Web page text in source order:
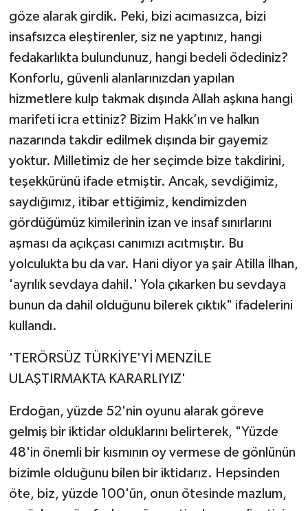
göze alarak girdik. Peki, bizi acımasızca, bizi
insafsızca eleştirenler, siz ne yaptınız, hangi
fedakarlıkta bulundunuz, hangi bedeli ödediniz?
Konforlu, güvenli alanlarınızdan yapılan
hizmetlere kulp takmak dışında Allah aşkına hangi
marifeti icra ettiniz? Bizim Hakk’ın ve halkın
nazarında takdir edilmek dışında bir gayemiz
yoktur. Milletimiz de her seçimde bize takdirini,
teşekkürünü ifade etmiştir. Ancak, sevdiğimiz,
saydığımız, itibar ettiğimiz, kendimizden
gördüğümüz kimilerinin izan ve insaf sınırlarını
aşması da açıkçası canımızı acıtmıştır. Bu
yolculukta bu da var. Hani diyor ya şair Atilla İlhan,
'ayrılık sevdaya dahil.' Yola çıkarken bu sevdaya
bunun da dahil olduğunu bilerek çıktık" ifadelerini
kullandı.
'TERÖRSÜZ TÜRKİYE'Yİ MENZİLE
ULAŞTIRMAKTA KARARLIYIZ'
Erdoğan, yüzde 52'nin oyunu alarak göreve
gelmiş bir iktidar olduklarını belirterek, "Yüzde
48'in önemli bir kısmının oy vermese de gönlünün
bizimle olduğunu bilen bir iktidarız. Hepsinden
öte, biz, yüzde 100'ün, onun ötesinde mazlum,